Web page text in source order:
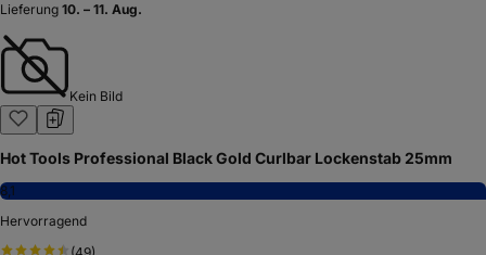
Lieferung 10. – 11. Aug.
Kein Bild
Hot Tools Professional Black Gold Curlbar Lockenstab 25mm
8,1
Hervorragend